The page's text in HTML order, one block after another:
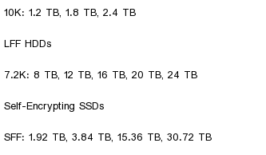
10K: 1.2 TB, 1.8 TB, 2.4 TB
LFF HDDs
7.2K: 8 TB, 12 TB, 16 TB, 20 TB, 24 TB
Self-Encrypting SSDs
SFF: 1.92 TB, 3.84 TB, 15.36 TB, 30.72 TB